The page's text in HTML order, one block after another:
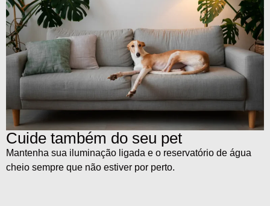
Cuide também do seu pet
Mantenha sua iluminação ligada e o reservatório de água
cheio sempre que não estiver por perto.